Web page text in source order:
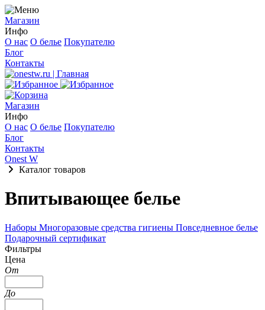
Магазин
Инфо
О нас О белье Покупателю
Блог
Контакты
Магазин
Инфо
О нас О белье Покупателю
Блог
Контакты
Onest W
Каталог товаров
Впитывающее белье
Наборы Многоразовые средства гигиены Повседневное белье
Подарочный сертификат
Фильтры
Цена
От
До